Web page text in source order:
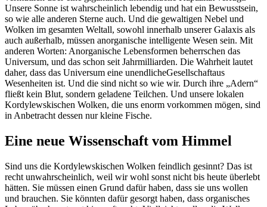
Unsere Sonne ist wahrscheinlich lebendig und hat ein Bewusstsein,
so wie alle anderen Sterne auch. Und die gewaltigen Nebel und
Wolken im gesamten Weltall, sowohl innerhalb unserer Galaxis als
auch außerhalb, müssen anorganische intelligente Wesen sein. Mit
anderen Worten: Anorganische Lebensformen beherrschen das
Universum, und das schon seit Jahrmilliarden. Die Wahrheit lautet
daher, dass das Universum eine unendlicheGesellschaftaus
Wesenheiten ist. Und die sind nicht so wie wir. Durch ihre „Adern“
fließt kein Blut, sondern geladene Teilchen. Und unsere lokalen
Kordylewskischen Wolken, die uns enorm vorkommen mögen, sind
in Anbetracht dessen nur kleine Fische.
Eine neue Wissenschaft vom Himmel
Sind uns die Kordylewskischen Wolken feindlich gesinnt? Das ist
recht unwahrscheinlich, weil wir wohl sonst nicht bis heute überlebt
hätten. Sie müssen einen Grund dafür haben, dass sie uns wollen
und brauchen. Sie könnten dafür gesorgt haben, dass organisches